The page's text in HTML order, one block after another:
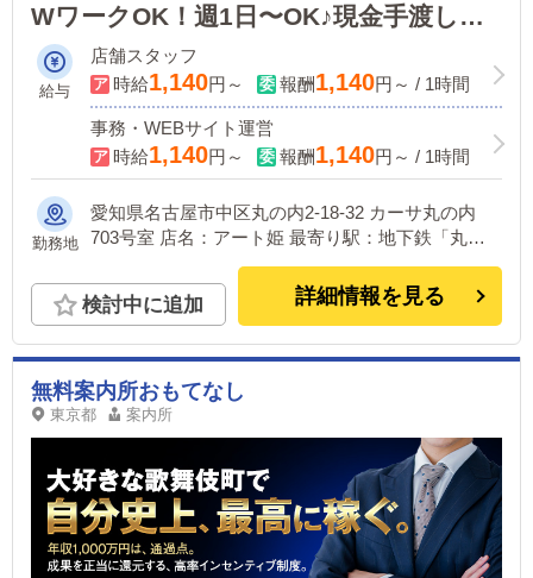
WワークOK！週1日〜OK♪現金手渡し対
応可！経験不問で未経験者大歓迎♪20〜40
代活躍中！昼のみ／夜のみ／短時間OK！
名古屋市内の方歓迎★
給与
店舗スタッフ
時給1,140円～ 報酬1,140円～ / 1時間
事務・WEBサイト運営
時給1,140円～ 報酬1,140円～ / 1時間
勤務地
愛知県名古屋市中区丸の内2-18-32 カーサ丸の内
703号室 店名：アート姫 最寄り駅：地下鉄「丸の
内」２番または３番出口より徒歩２分
検討中に追加 詳細情報を見る
無料案内所おもてなし
東京都 案内所